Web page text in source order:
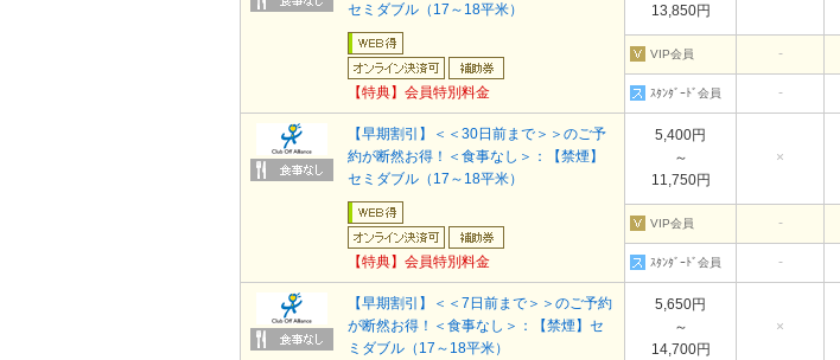
セミダブル（17～18平米）
【特典】会員特別料金
13,850円
VIP会員 -
ｽﾀﾝﾀﾞｰﾄﾞ会員 -
【早期割引】＜＜30日前まで＞＞のご予
約が断然お得！＜食事なし＞：【禁煙】
セミダブル（17～18平米）
【特典】会員特別料金
5,400円
～
11,750円
×
VIP会員 -
ｽﾀﾝﾀﾞｰﾄﾞ会員 -
【早期割引】＜＜7日前まで＞＞のご予約
が断然お得！＜食事なし＞：【禁煙】セ
ミダブル（17～18平米）
5,650円
～
14,700円
×